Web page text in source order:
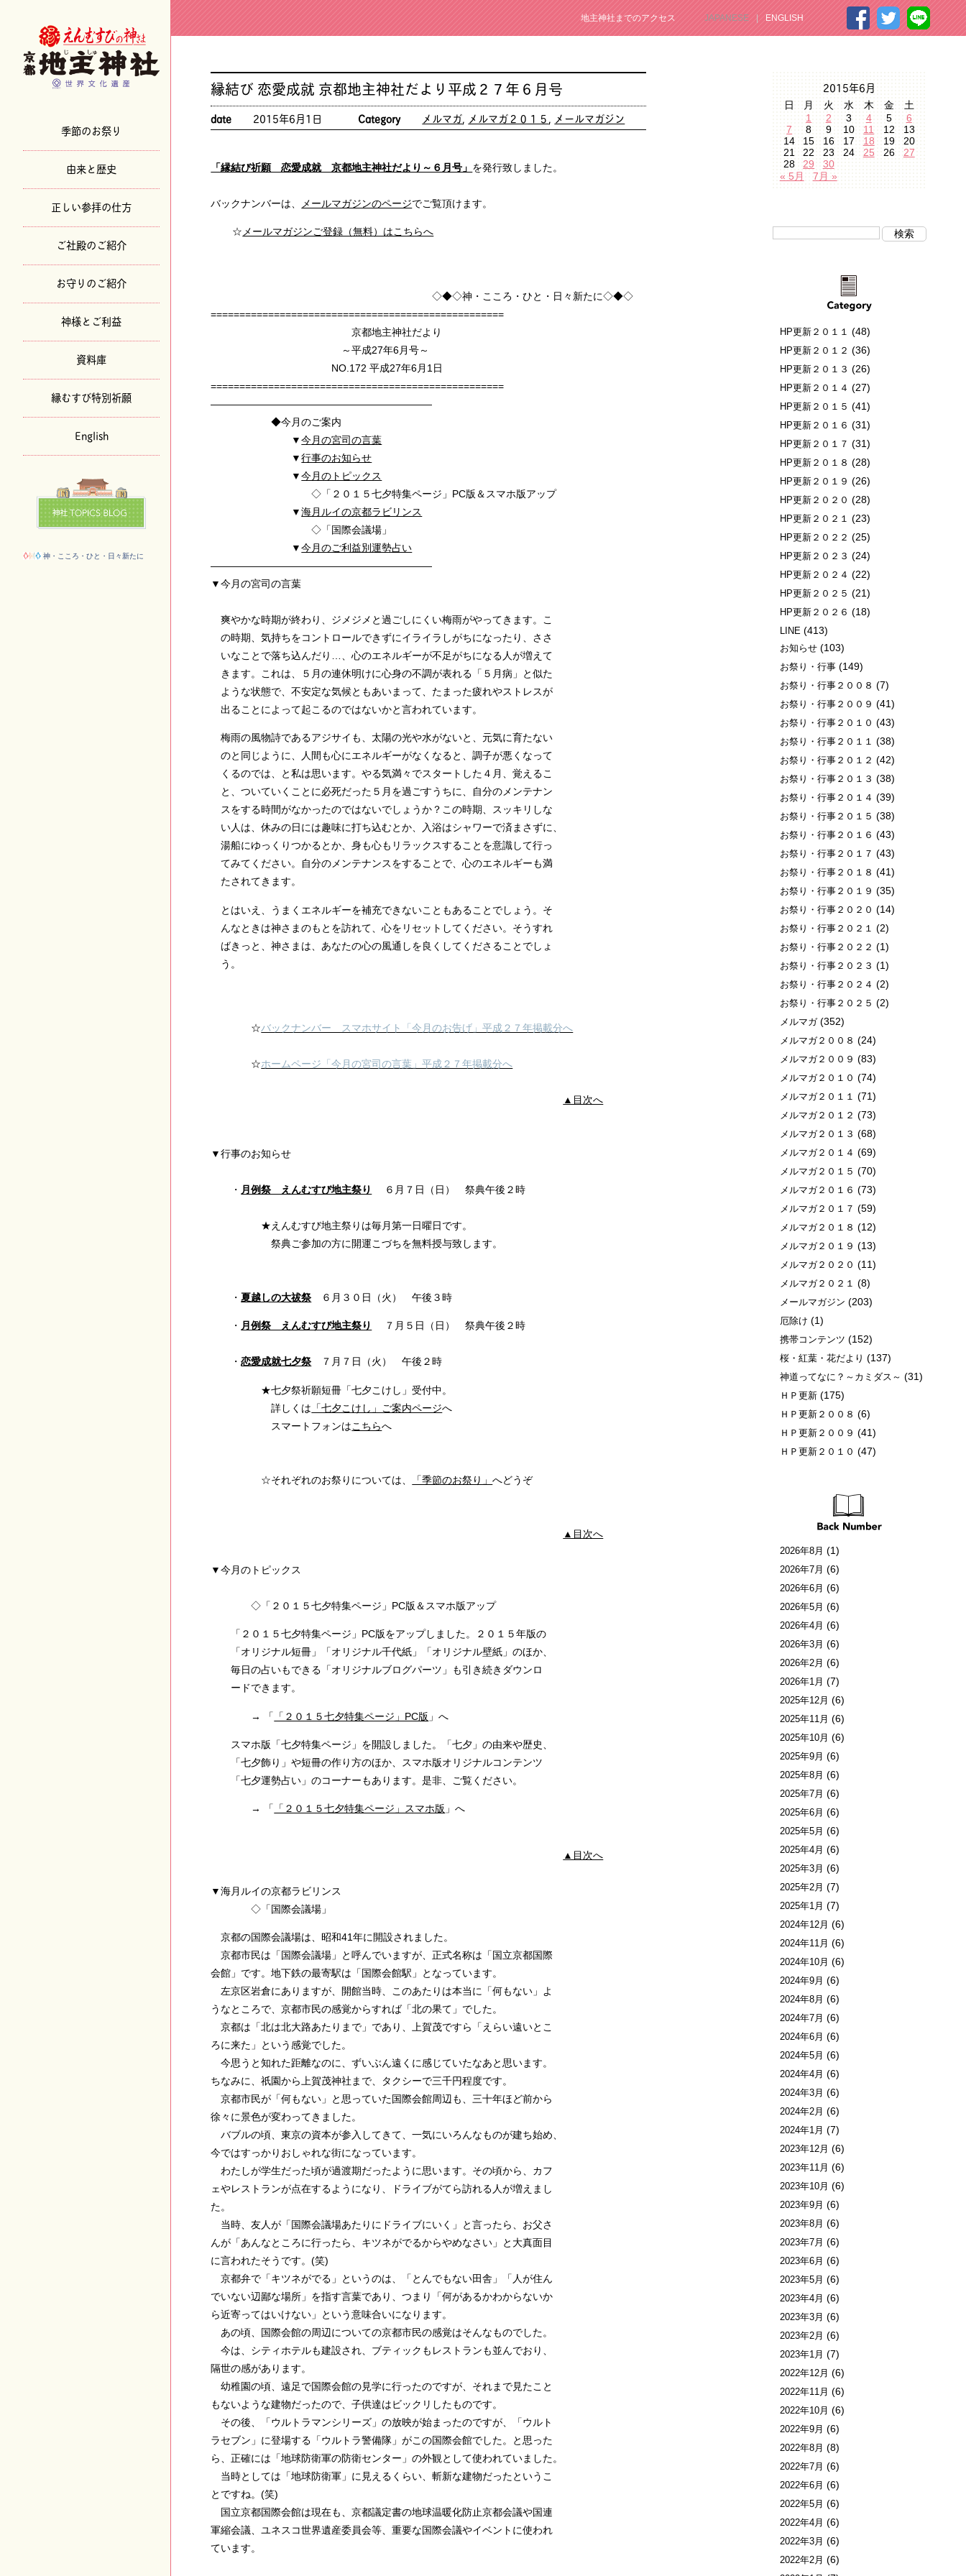
季節のお祭り
由来と歴史
正しい参拝の仕方
ご社殿のご紹介
お守りのご紹介
神様とご利益
資料庫
縁むすび特別祈願
English
神・こころ・ひと・日々新たに
地主神社までのアクセス JAPANESE ENGLISH
縁結び 恋愛成就 京都地主神社だより平成２７年６月号
date 2015年6月1日 Category メルマガ, メルマガ２０１５, メールマガジン
「縁結び祈願 恋愛成就 京都地主神社だより～６月号」 を発行致しました。
バックナンバーは、 メールマガジンのページでご覧頂けます。
☆メールマガジンご登録（無料）はこちらへ
◇◆◇神・こころ・ひと・日々新たに◇◆◇
===================================================
京都地主神社だより
～平成27年6月号～
NO.172 平成27年6月1日
===================================================
——————————————————————
◆今月のご案内
▼今月の宮司の言葉
▼行事のお知らせ
▼今月のトピックス
◇「２０１５七夕特集ページ」PC版＆スマホ版アップ
▼海月ルイの京都ラビリンス
◇「国際会議場」
▼今月のご利益別運勢占い
——————————————————————
▼今月の宮司の言葉
爽やかな時期が終わり、ジメジメと過ごしにくい梅雨がやってきます。こ
の時期、気持ちをコントロールできずにイライラしがちになったり、ささ
いなことで落ち込んだり…、心のエネルギーが不足がちになる人が増えて
きます。これは、５月の連休明けに心身の不調が表れる「５月病」と似た
ような状態で、不安定な気候ともあいまって、たまった疲れやストレスが
出ることによって起こるのではないかと言われています。
梅雨の風物詩であるアジサイも、太陽の光や水がないと、元気に育たない
のと同じように、人間も心にエネルギーがなくなると、調子が悪くなって
くるのでは、と私は思います。やる気満々でスタートした４月、覚えるこ
と、ついていくことに必死だった５月を過ごすうちに、自分のメンテナン
スをする時間がなかったのではないでしょうか？この時期、スッキリしな
い人は、休みの日には趣味に打ち込むとか、入浴はシャワーで済まさずに、
湯船にゆっくりつかるとか、身も心もリラックスすることを意識して行っ
てみてください。自分のメンテナンスをすることで、心のエネルギーも満
たされてきます。
とはいえ、うまくエネルギーを補充できないこともあることでしょう。そ
んなときは神さまのもとを訪れて、心をリセットしてください。そうすれ
ばきっと、神さまは、あなたの心の風通しを良くしてくださることでしょ
う。
☆バックナンバー スマホサイト「今月のお告げ」平成２７年掲載分へ
☆ホームページ「今月の宮司の言葉」平成２７年掲載分へ
▲目次へ
▼行事のお知らせ
・ 月例祭 えんむすび地主祭り ６月７日（日） 祭典午後２時
★えんむすび地主祭りは毎月第一日曜日です。
祭典ご参加の方に開運こづちを無料授与致します。
・夏越しの大祓祭６月３０日（火） 午後３時
・ 月例祭 えんむすび地主祭り ７月５日（日） 祭典午後２時
・恋愛成就七夕祭７月７日（火） 午後２時
★七夕祭祈願短冊「七夕こけし」受付中。
詳しくは 「七夕こけし」ご案内ページへ
スマートフォンはこちらへ
☆それぞれのお祭りについては、 「季節のお祭り」へどうぞ
▲目次へ
▼今月のトピックス
◇「２０１５七夕特集ページ」PC版＆スマホ版アップ
「２０１５七夕特集ページ」PC版をアップしました。２０１５年版の
「オリジナル短冊」「オリジナル千代紙」「オリジナル壁紙」のほか、
毎日の占いもできる「オリジナルブログパーツ」も引き続きダウンロ
ードできます。
→ 「 「２０１５七夕特集ページ」PC版 」へ
スマホ版「七夕特集ページ」を開設しました。「七夕」の由来や歴史、
「七夕飾り」や短冊の作り方のほか、スマホ版オリジナルコンテンツ
「七夕運勢占い」のコーナーもあります。是非、ご覧ください。
→ 「 「２０１５七夕特集ページ」スマホ版 」へ
▲目次へ
▼海月ルイの京都ラビリンス
◇「国際会議場」
京都の国際会議場は、昭和41年に開設されました。
京都市民は「国際会議場」と呼んでいますが、正式名称は「国立京都国際
会館」です。地下鉄の最寄駅は「国際会館駅」となっています。
左京区岩倉にありますが、開館当時、このあたりは本当に「何もない」よ
うなところで、京都市民の感覚からすれば「北の果て」でした。
京都は「北は北大路あたりまで」であり、上賀茂ですら「えらい遠いとこ
ろに来た」という感覚でした。
今思うと知れた距離なのに、ずいぶん遠くに感じていたなあと思います。
ちなみに、祇園から上賀茂神社まで、タクシーで三千円程度です。
京都市民が「何もない」と思っていた国際会館周辺も、三十年ほど前から
徐々に景色が変わってきました。
バブルの頃、東京の資本が参入してきて、一気にいろんなものが建ち始め、
今ではすっかりおしゃれな街になっています。
わたしが学生だった頃が過渡期だったように思います。その頃から、カフ
ェやレストランが点在するようになり、ドライブがてら訪れる人が増えまし
た。
当時、友人が「国際会議場あたりにドライブにいく」と言ったら、お父さ
んが「あんなところに行ったら、キツネがでるからやめなさい」と大真面目
に言われたそうです。(笑)
京都弁で「キツネがでる」というのは、「とんでもない田舎」「人が住ん
でいない辺鄙な場所」を指す言葉であり、つまり「何があるかわからないか
ら近寄ってはいけない」という意味合いになります。
あの頃、国際会館の周辺についての京都市民の感覚はそんなものでした。
今は、シティホテルも建設され、ブティックもレストランも並んでおり、
隔世の感があります。
幼稚園の頃、遠足で国際会館の見学に行ったのですが、それまで見たこと
もないような建物だったので、子供達はビックリしたものです。
その後、「ウルトラマンシリーズ」の放映が始まったのですが、「ウルト
ラセブン」に登場する「ウルトラ警備隊」がこの国際会館でした。と思った
ら、正確には「地球防衛軍の防衛センター」の外観として使われていました。
当時としては「地球防衛軍」に見えるくらい、斬新な建物だったというこ
とですね。(笑)
国立京都国際会館は現在も、京都議定書の地球温暖化防止京都会議や国連
軍縮会議、ユネスコ世界遺産委員会等、重要な国際会議やイベントに使われ
ています。
2015年6月
日 月 火 水 木 金
土
1
2 3 4 5
6
7
8 9 10 11 12
13
14
15 16 17 18 19
20
21
22 23 24 25 26
27
28
29
30
« 5月
7月 »
HP更新２０１１ (48)
HP更新２０１２ (36)
HP更新２０１３ (26)
HP更新２０１４ (27)
HP更新２０１５ (41)
HP更新２０１６ (31)
HP更新２０１７ (31)
HP更新２０１８ (28)
HP更新２０１９ (26)
HP更新２０２０ (28)
HP更新２０２１ (23)
HP更新２０２２ (25)
HP更新２０２３ (24)
HP更新２０２４ (22)
HP更新２０２５ (21)
HP更新２０２６ (18)
LINE (413)
お知らせ(103)
お祭り・行事(149)
お祭り・行事２００８ (7)
お祭り・行事２００９ (41)
お祭り・行事２０１０ (43)
お祭り・行事２０１１ (38)
お祭り・行事２０１２ (42)
お祭り・行事２０１３ (38)
お祭り・行事２０１４ (39)
お祭り・行事２０１５ (38)
お祭り・行事２０１６ (43)
お祭り・行事２０１７ (43)
お祭り・行事２０１８ (41)
お祭り・行事２０１９ (35)
お祭り・行事２０２０ (14)
お祭り・行事２０２１ (2)
お祭り・行事２０２２ (1)
お祭り・行事２０２３ (1)
お祭り・行事２０２４ (2)
お祭り・行事２０２５ (2)
メルマガ(352)
メルマガ２００８ (24)
メルマガ２００９ (83)
メルマガ２０１０ (74)
メルマガ２０１１ (71)
メルマガ２０１２ (73)
メルマガ２０１３ (68)
メルマガ２０１４ (69)
メルマガ２０１５ (70)
メルマガ２０１６ (73)
メルマガ２０１７ (59)
メルマガ２０１８ (12)
メルマガ２０１９ (13)
メルマガ２０２０ (11)
メルマガ２０２１ (8)
メールマガジン (203)
厄除け (1)
携帯コンテンツ (152)
桜・紅葉・花だより (137)
神道ってなに？～カミダス～ (31)
ＨＰ更新(175)
ＨＰ更新２００８ (6)
ＨＰ更新２００９ (41)
ＨＰ更新２０１０ (47)
2026年8月 (1)
2026年7月 (6)
2026年6月 (6)
2026年5月 (6)
2026年4月 (6)
2026年3月 (6)
2026年2月 (6)
2026年1月 (7)
2025年12月 (6)
2025年11月 (6)
2025年10月 (6)
2025年9月 (6)
2025年8月 (6)
2025年7月 (6)
2025年6月 (6)
2025年5月 (6)
2025年4月 (6)
2025年3月 (6)
2025年2月 (7)
2025年1月 (7)
2024年12月 (6)
2024年11月 (6)
2024年10月 (6)
2024年9月 (6)
2024年8月 (6)
2024年7月 (6)
2024年6月 (6)
2024年5月 (6)
2024年4月 (6)
2024年3月 (6)
2024年2月 (6)
2024年1月 (7)
2023年12月 (6)
2023年11月 (6)
2023年10月 (6)
2023年9月 (6)
2023年8月 (6)
2023年7月 (6)
2023年6月 (6)
2023年5月 (6)
2023年4月 (6)
2023年3月 (6)
2023年2月 (6)
2023年1月 (7)
2022年12月 (6)
2022年11月 (6)
2022年10月 (6)
2022年9月 (6)
2022年8月 (8)
2022年7月 (6)
2022年6月 (6)
2022年5月 (6)
2022年4月 (6)
2022年3月 (6)
2022年2月 (6)